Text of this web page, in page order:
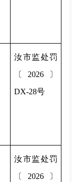
汝市监处罚
〔2026〕
DX-28号
汝市监处罚
〔2026〕